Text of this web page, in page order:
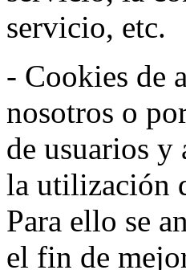
servicio, etc.
- Cookies de
nosotros o
de usuarios y
la utilización
Para ello se
el fin de